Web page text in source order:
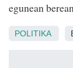
egunean
POLITIKA